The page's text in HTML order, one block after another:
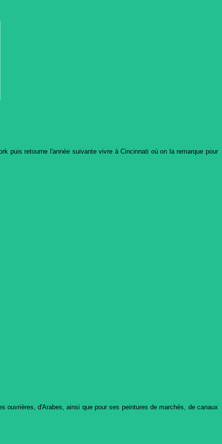
puis retourne l'année suivante vivre à Cincinnati où on la remarque pour
d'Arabes, ainsi que pour ses peintures de marchés, de canaux